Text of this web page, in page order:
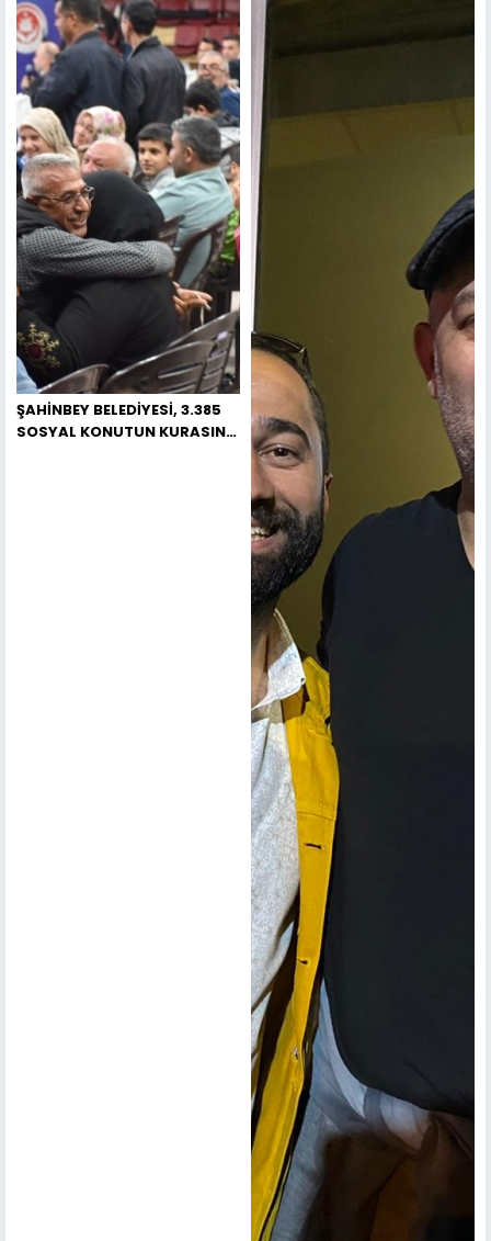
ŞAHİNBEY BELEDİYESİ, 3.385
SOSYAL KONUTUN KURASINI